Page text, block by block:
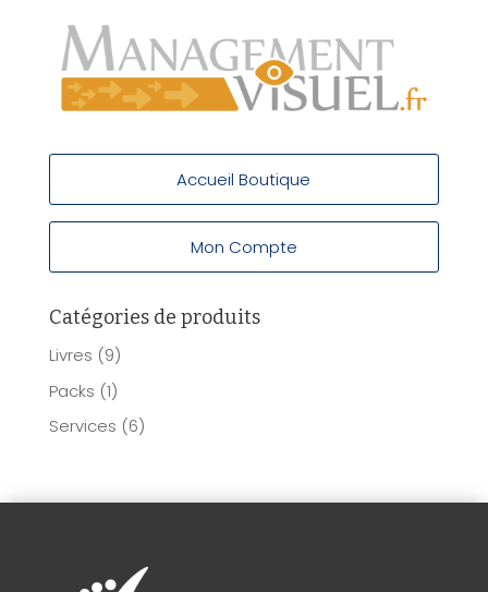
Accueil Boutique
Mon Compte
Catégories de produits
Livres (9)
Packs (1)
Services (6)